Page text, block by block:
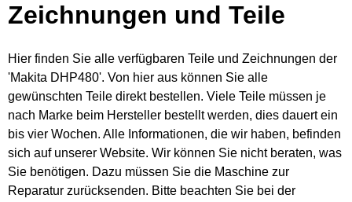
Zeichnungen und Teile
Hier finden Sie alle verfügbaren Teile und Zeichnungen der
'Makita DHP480'. Von hier aus können Sie alle
gewünschten Teile direkt bestellen. Viele Teile müssen je
nach Marke beim Hersteller bestellt werden, dies dauert ein
bis vier Wochen. Alle Informationen, die wir haben, befinden
sich auf unserer Website. Wir können Sie nicht beraten, was
Sie benötigen. Dazu müssen Sie die Maschine zur
Reparatur zurücksenden. Bitte beachten Sie bei der